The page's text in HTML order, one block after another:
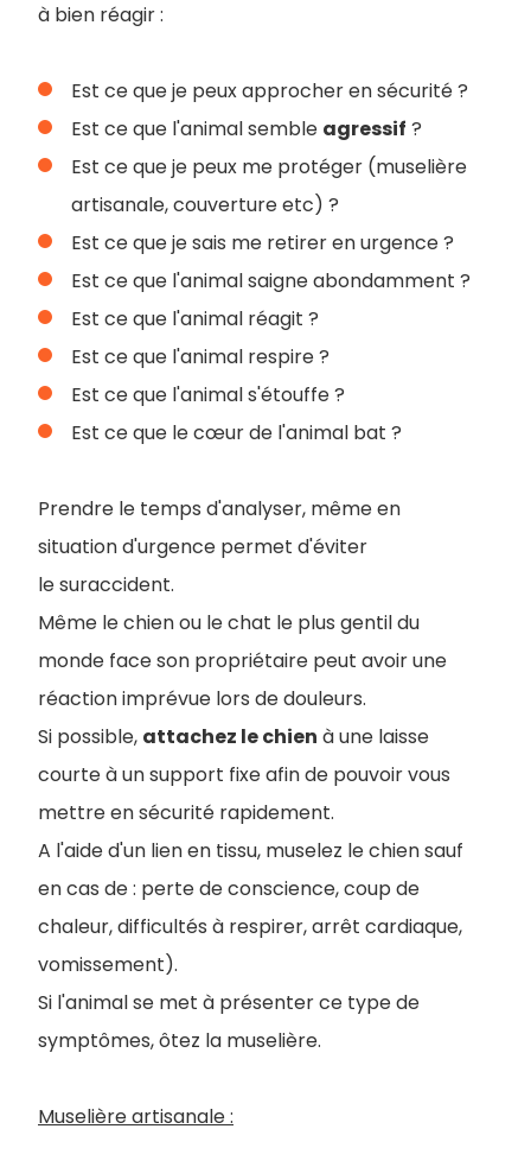
à bien réagir :
Est ce que je peux approcher en sécurité ?
Est ce que l'animal semble agressif ?
Est ce que je peux me protéger (muselière
artisanale, couverture etc) ?
Est ce que je sais me retirer en urgence ?
Est ce que l'animal saigne abondamment ?
Est ce que l'animal réagit ?
Est ce que l'animal respire ?
Est ce que l'animal s'étouffe ?
Est ce que le cœur de l'animal bat ?
Prendre le temps d'analyser, même en
situation d'urgence permet d'éviter
le suraccident.
Même le chien ou le chat le plus gentil du
monde face son propriétaire peut avoir une
réaction imprévue lors de douleurs.
Si possible, attachez le chien à une laisse
courte à un support fixe afin de pouvoir vous
mettre en sécurité rapidement.
A l'aide d'un lien en tissu, muselez le chien sauf
en cas de : perte de conscience, coup de
chaleur, difficultés à respirer, arrêt cardiaque,
vomissement).
Si l'animal se met à présenter ce type de
symptômes, ôtez la muselière.
Muselière artisanale :